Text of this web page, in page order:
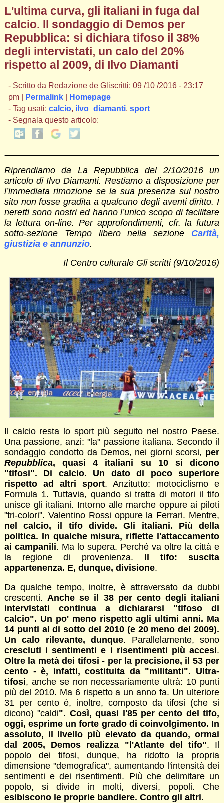
L'ultima curva, gli italiani in fuga dal
calcio. Il sondaggio di Demos per
Repubblica: si dichiara tifoso il 38%
degli intervistati, un calo del 20%
rispetto al 2009, di Ilvo Diamanti
- Scritto da Redazione de Gliscritti: 09 /10 /2016 - 23:17
pm |
Permalink|
Homepage
- Tag usati: calcio, ilvo_diamanti, sport
- Segnala questo articolo:
Riprendiamo da La Repubblica del 2/10/2016 un
articolo di Ilvo Diamanti. Restiamo a disposizione per
l’immediata rimozione se la sua presenza sul nostro
sito non fosse gradita a qualcuno degli aventi diritto. I
neretti sono nostri ed hanno l’unico scopo di facilitare
la lettura on-line. Per approfondimenti, cfr. la futura
sotto-sezione Tempo libero nella sezione Carità,
giustizia e annunzio.
Il Centro culturale Gli scritti (9/10/2016)
Il calcio resta lo sport più seguito nel nostro Paese.
Una passione, anzi: "la" passione italiana. Secondo il
sondaggio condotto da Demos, nei giorni scorsi, per
Repubblica, quasi 4 italiani su 10 si dicono
"tifosi". Di calcio. Un dato di poco superiore
rispetto ad altri sport. Anzitutto: motociclismo e
Formula 1. Tuttavia, quando si tratta di motori il tifo
unisce gli italiani. Intorno alle marche oppure ai piloti
"tri-colori". Valentino Rossi oppure la Ferrari. Mentre,
nel calcio, il tifo divide. Gli italiani. Più della
politica. In qualche misura, riflette l'attaccamento
ai campanili. Ma lo supera. Perché va oltre la città e
la regione di provenienza. Il tifo: suscita
appartenenza. E, dunque, divisione.
Da qualche tempo, inoltre, è attraversato da dubbi
crescenti. Anche se il 38 per cento degli italiani
intervistati continua a dichiararsi "tifoso di
calcio". Un po' meno rispetto agli ultimi anni. Ma
14 punti al di sotto del 2010 (e 20 meno del 2009).
Un calo rilevante, dunque. Parallelamente, sono
cresciuti i sentimenti e i risentimenti più accesi.
Oltre la metà dei tifosi - per la precisione, il 53 per
cento - è, infatti, costituita da "militanti". Ultra-
tifosi, anche se non necessariamente ultrà: 10 punti
più del 2010. Ma 6 rispetto a un anno fa. Un ulteriore
31 per cento è, inoltre, composto da tifosi (che si
dicono) "caldi". Così, quasi l'85 per cento del tifo,
oggi, esprime un forte grado di coinvolgimento. In
assoluto, il livello più elevato da quando, ormai
dal 2005, Demos realizza "l'Atlante del tifo". Il
popolo dei tifosi, dunque, ha ridotto la propria
dimensione "demografica", aumentando l'intensità dei
sentimenti e dei risentimenti. Più che delimitare un
popolo, si divide in molti, diversi, popoli. Che
esibiscono le proprie bandiere. Contro gli altri.